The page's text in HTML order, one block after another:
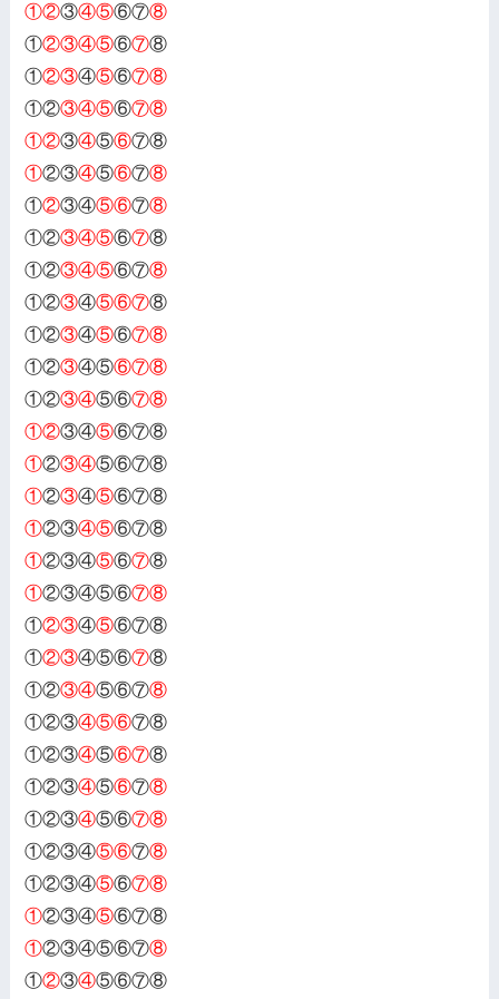
①②③④⑤⑥⑦⑧
①②③④⑤⑥⑦⑧
①②③④⑤⑥⑦⑧
①②③④⑤⑥⑦⑧
①②③④⑤⑥⑦⑧
①②③④⑤⑥⑦⑧
①②③④⑤⑥⑦⑧
①②③④⑤⑥⑦⑧
①②③④⑤⑥⑦⑧
①②③④⑤⑥⑦⑧
①②③④⑤⑥⑦⑧
①②③④⑤⑥⑦⑧
①②③④⑤⑥⑦⑧
①②③④⑤⑥⑦⑧
①②③④⑤⑥⑦⑧
①②③④⑤⑥⑦⑧
①②③④⑤⑥⑦⑧
①②③④⑤⑥⑦⑧
①②③④⑤⑥⑦⑧
①②③④⑤⑥⑦⑧
①②③④⑤⑥⑦⑧
①②③④⑤⑥⑦⑧
①②③④⑤⑥⑦⑧
①②③④⑤⑥⑦⑧
①②③④⑤⑥⑦⑧
①②③④⑤⑥⑦⑧
①②③④⑤⑥⑦⑧
①②③④⑤⑥⑦⑧
①②③④⑤⑥⑦⑧
①②③④⑤⑥⑦⑧
①②③④⑤⑥⑦⑧